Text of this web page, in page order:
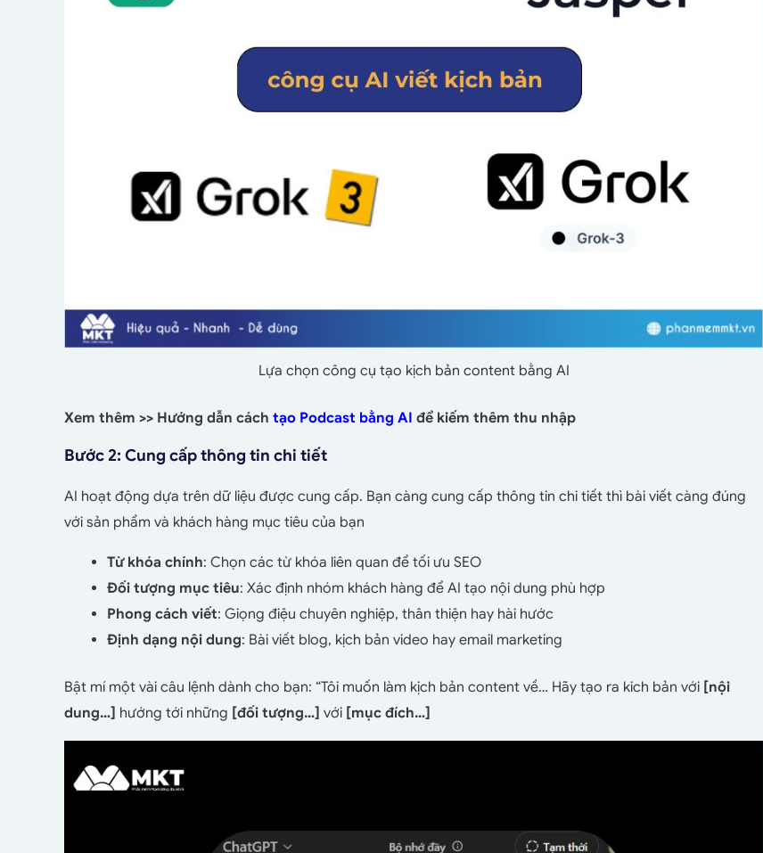
Lựa chọn công cụ tạo kịch bản content bằng AI
Xem thêm >> Hướng dẫn cách tạo Podcast bằng AI để kiếm thêm thu nhập
Bước 2: Cung cấp thông tin chi tiết
AI hoạt động dựa trên dữ liệu được cung cấp. Bạn càng cung cấp thông tin chi tiết thì bài viết càng đúng
với sản phẩm và khách hàng mục tiêu của bạn
Từ khóa chính: Chọn các từ khóa liên quan để tối ưu SEO
Đối tượng mục tiêu: Xác định nhóm khách hàng để AI tạo nội dung phù hợp
Phong cách viết: Giọng điệu chuyên nghiệp, thân thiện hay hài hước
Định dạng nội dung: Bài viết blog, kịch bản video hay email marketing
Bật mí một vài câu lệnh dành cho bạn: “Tôi muốn làm kịch bản content về… Hãy tạo ra kich bản với [nội
dung…] hướng tới những [đối tượng…] với [mục đích…]